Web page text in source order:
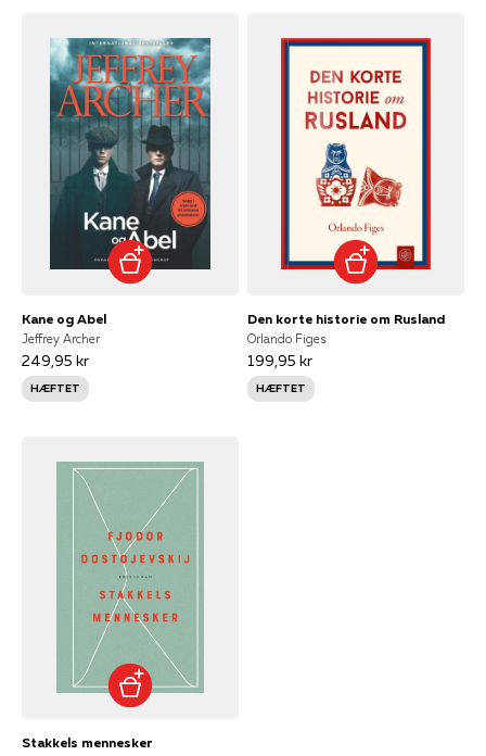
Kane og Abel
Jeffrey Archer
249,95 kr
HÆFTET
Den korte historie om Rusland
Orlando Figes
199,95 kr
HÆFTET
Stakkels mennesker